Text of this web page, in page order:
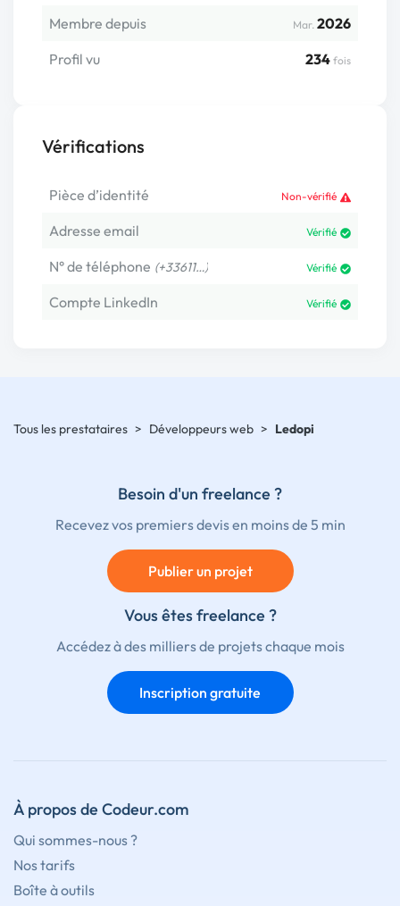
Membre depuis Mar. 2026
Profil vu
234 fois
Vérifications
Pièce d’identité Non-vérifié
Adresse email Vérifié
N° de téléphone (+33611…) Vérifié
Compte LinkedIn Vérifié
Tous les prestataires > Développeurs web > Ledopi
Besoin d'un freelance ?
Recevez vos premiers devis en moins de 5 min
Publier un projet
Vous êtes freelance ?
Accédez à des milliers de projets chaque mois
Inscription gratuite
À propos de Codeur.com
Qui sommes-nous ?
Nos tarifs
Boîte à outils